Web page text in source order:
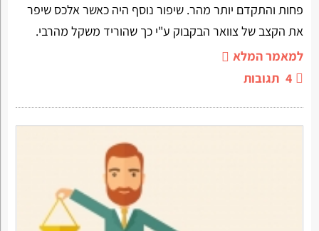
פחות והתקדם יותר מהר. שיפור נוסף היה כאשר אלכס שיפר
את הקצב של צוואר הבקבוק ע"י כך שהוריד משקל מהרבי.
למאמר המלא
4 תגובות